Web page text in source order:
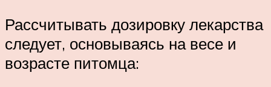
Рассчитывать дозировку лекарства
следует, основываясь на весе и
возрасте питомца: